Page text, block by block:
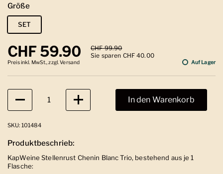
Größe
SET
Regulärer Preis
CHF 59.90 Sale-Preis
CHF 99.90
Sie sparen CHF 40.00
Preis inkl. MwSt., zzgl. Versand Auf Lager
Anzahl
In den Warenkorb
SKU: 101484
Produktbeschrieb:
KapWeine Stellenrust Chenin Blanc Trio, bestehend aus je 1
Flasche: